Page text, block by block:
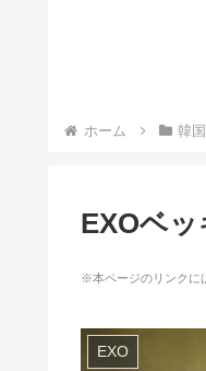
ホーム 韓
EXOベ
※本ページのリンクに
EXO